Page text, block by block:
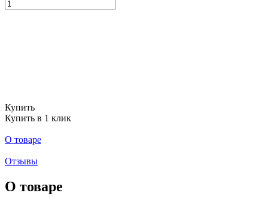
Купить
Купить в 1 клик
О товаре
Отзывы
О товаре